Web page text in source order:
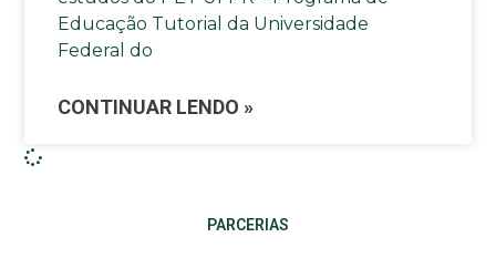
Educação Tutorial da Universidade
Federal do
CONTINUAR LENDO »
PARCERIAS